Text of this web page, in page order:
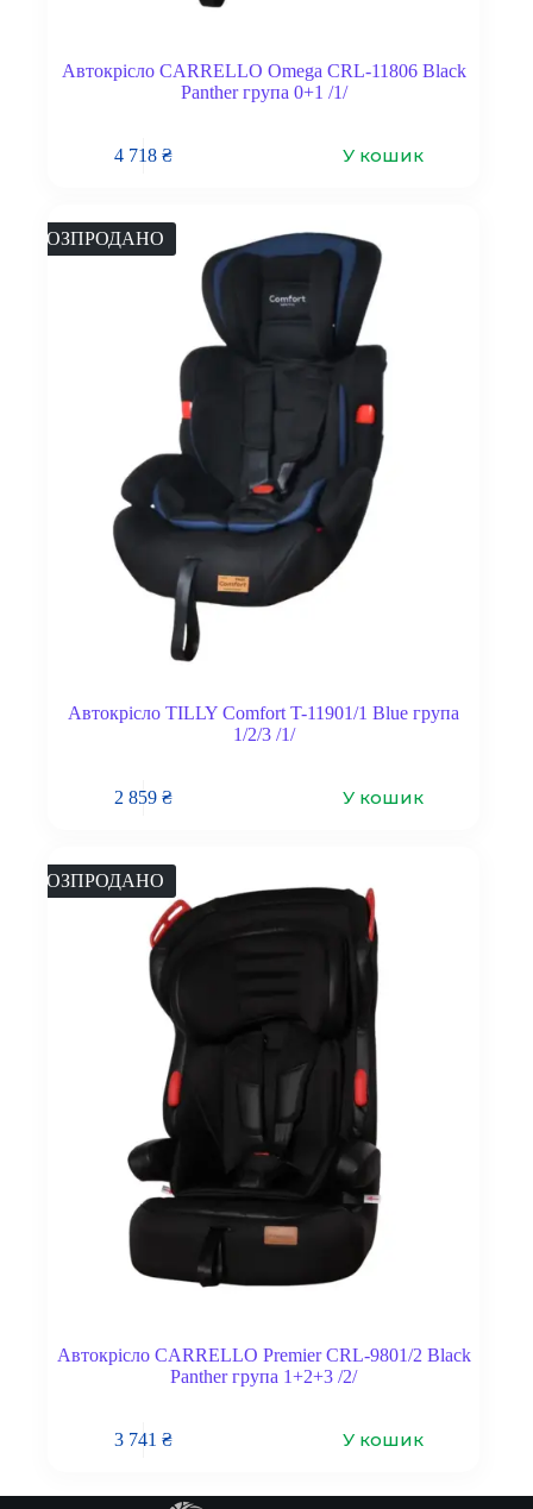
Автокрісло CARRELLO Omega CRL-11806 Black
Panther група 0+1 /1/
4 718₴ У кошик
РОЗПРОДАНО
Автокрісло TILLY Comfort T-11901/1 Blue група
1/2/3 /1/
2 859₴ У кошик
РОЗПРОДАНО
Автокрісло CARRELLO Premier CRL-9801/2 Black
Panther група 1+2+3 /2/
3 741₴ У кошик